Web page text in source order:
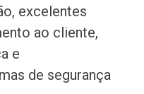
excelentes
ao cliente,
e
de segurança